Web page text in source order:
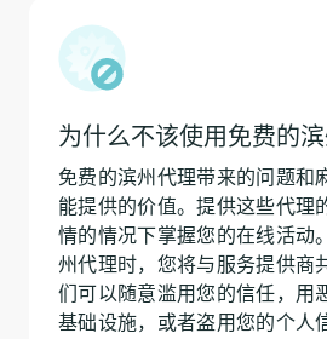
为什么不该使用免费的
免费的滨州代理带来的问题和
能提供的价值。提供这些代理
情的情况下掌握您的在线活动
州代理时，您将与服务提供商
们可以随意滥用您的信任，用
基础设施，或者盗用您的个人